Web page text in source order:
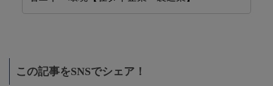
この記事をSNSでシェア！